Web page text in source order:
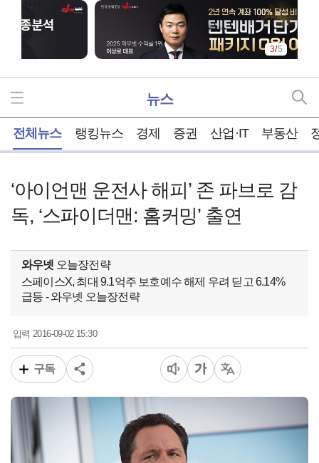
3/5
뉴스
전체뉴스 랭킹뉴스 경제 증권 산업·IT 부동산
‘아이언맨 운전사 해피’ 존 파브로 감
독, ‘스파이더맨: 홈커밍’ 출연
와우넷 오늘장전략
스페이스X, 최대 9.1억주 보호예수 해제 우려 딛고 6.14%
급등 - 와우넷 오늘장전략
입력2016-09-02 15:30
구독